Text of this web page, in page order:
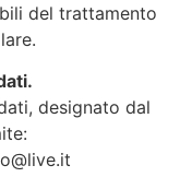
del trattamento
designato dal